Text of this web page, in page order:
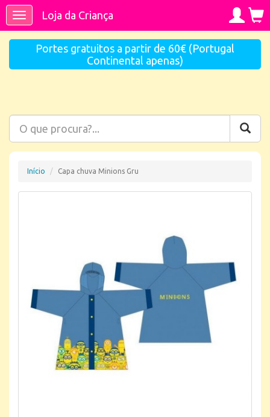
ToggleLoja da Criança
Portes gratuitos a partir de 60€ (Portugal
Continental apenas)
Início Capa chuva Minions Gru